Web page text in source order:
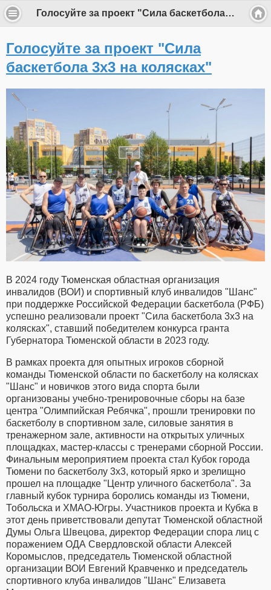
Голосуйте за проект "Сила баскетбола 3x3 на колясках"
Голосуйте за проект "Сила
баскетбола 3x3 на колясках"
В 2024 году Тюменская областная организация
инвалидов (ВОИ) и спортивный клуб инвалидов "Шанс"
при поддержке Российской Федерации баскетбола (РФБ)
успешно реализовали проект "Сила баскетбола 3x3 на
колясках", ставший победителем конкурса гранта
Губернатора Тюменской области в 2023 году.
В рамках проекта для опытных игроков сборной
команды Тюменской области по баскетболу на колясках
"Шанс" и новичков этого вида спорта были
организованы учебно-тренировочные сборы на базе
центра "Олимпийская Ребячка", прошли тренировки по
баскетболу в спортивном зале, силовые занятия в
тренажерном зале, активности на открытых уличных
площадках, мастер-классы с тренерами сборной России.
Финальным мероприятием проекта стал Кубок города
Тюмени по баскетболу 3x3, который ярко и зрелищно
прошел на площадке "Центр уличного баскетбола". За
главный кубок турнира боролись команды из Тюмени,
Тобольска и ХМАО-Югры. Участников проекта и Кубка в
этот день приветствовали депутат Тюменской областной
Думы Ольга Швецова, директор Федерации спора лиц с
поражением ОДА Свердловской области Алексей
Коромыслов, председатель Тюменской областной
организации ВОИ Евгений Кравченко и председатель
спортивного клуба инвалидов "Шанс" Елизавета